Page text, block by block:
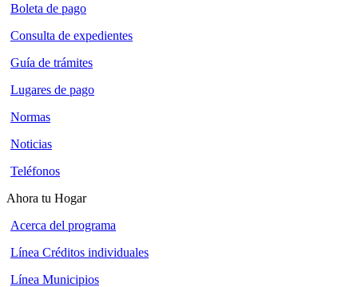
Boleta de pago
Consulta de expedientes
Guía de trámites
Lugares de pago
Normas
Noticias
Teléfonos
Ahora tu Hogar
Acerca del programa
Línea Créditos individuales
Línea Municipios